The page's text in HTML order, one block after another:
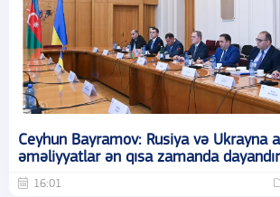
Ceyhun Bayramov: Rusiya və Ukrayna
əməliyyatlar ən qısa zamanda
16:01